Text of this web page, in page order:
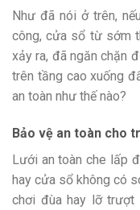
Như đã nói ở trên,
công, cửa sổ từ sớm
xảy ra, đã ngăn chặn
trên tầng cao xuống
an toàn như thế nào?
Bảo vệ an toàn cho
Lưới an toàn che lấp
hay cửa sổ không có
chơi đùa hay lỡ trượt